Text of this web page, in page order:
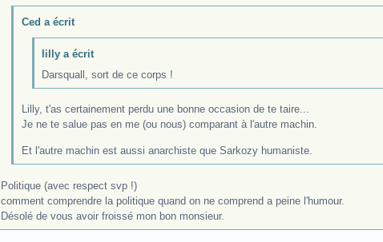
Ced a écrit
lilly a écrit
Darsquall, sort de ce corps !
Lilly, t'as certainement perdu une bonne occasion de te taire...
Je ne te salue pas en me (ou nous) comparant à l'autre machin.
Et l'autre machin est aussi anarchiste que Sarkozy humaniste.
Politique (avec respect svp !)
comment comprendre la politique quand on ne comprend a peine l'humour.
Désolé de vous avoir froissé mon bon monsieur.